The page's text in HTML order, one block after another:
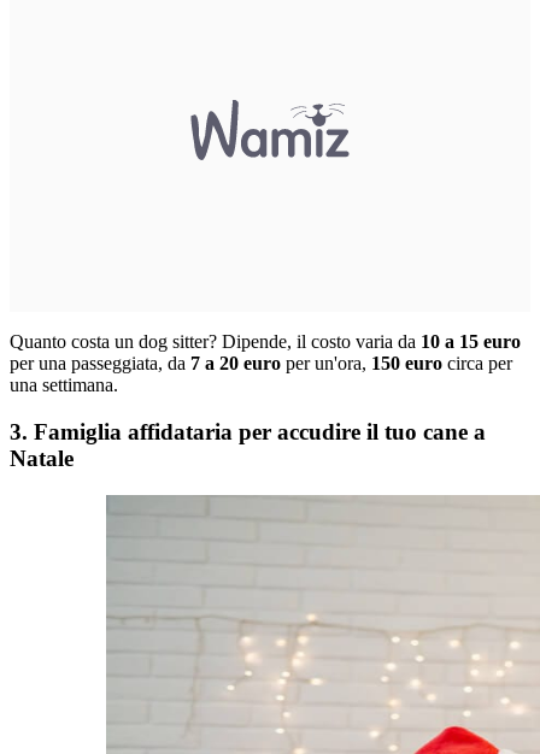
Quanto costa un dog sitter? Dipende, il costo varia da 10 a 15 euro
per una passeggiata, da 7 a 20 euro per un'ora, 150 euro circa per
una settimana.
3. Famiglia affidataria per accudire il tuo cane a
Natale